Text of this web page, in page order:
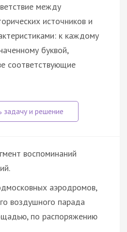
между
источников и
к каждому
буквой,
соответствующие
воспоминаний
аэродромов,
воздушного парада
по распоряжению